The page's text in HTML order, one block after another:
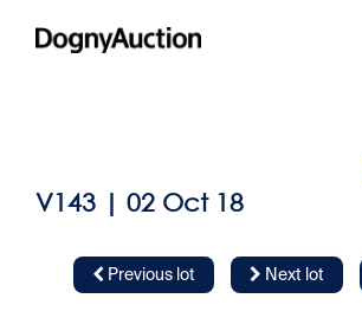
V143 | 02 Oct 18
Previous lot Next lot